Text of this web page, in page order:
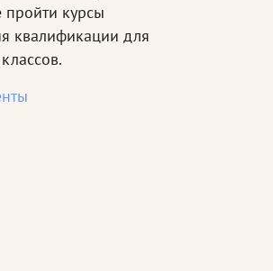
пройти курсы
квалификации для